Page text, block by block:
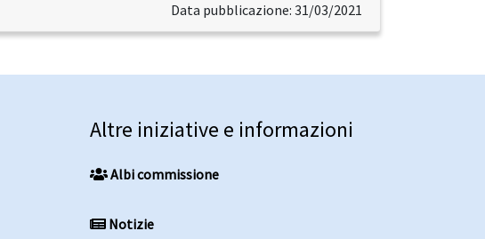
Data pubblicazione: 31/03/2021
Altre iniziative e informazioni
Albi commissione
Notizie